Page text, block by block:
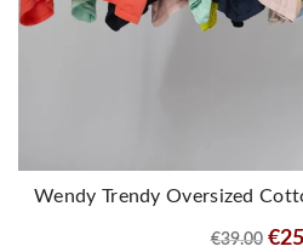
Wendy Trendy Oversized
€39.00 €